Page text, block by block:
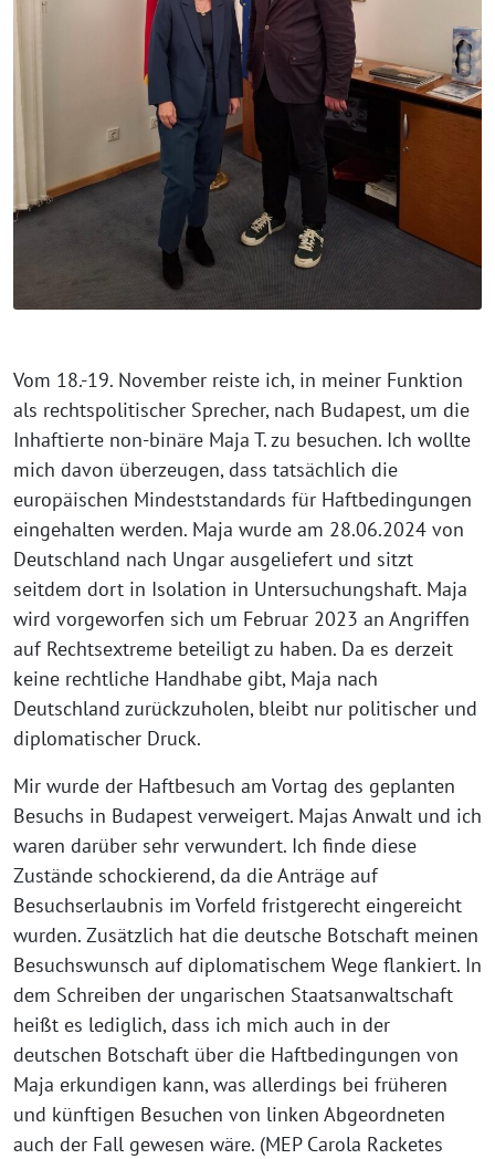
Vom 18.-19. November reiste ich, in meiner Funktion
als rechtspolitischer Sprecher, nach Budapest, um die
Inhaftierte non-binäre Maja T. zu besuchen. Ich wollte
mich davon überzeugen, dass tatsächlich die
europäischen Mindeststandards für Haftbedingungen
eingehalten werden. Maja wurde am 28.06.2024 von
Deutschland nach Ungar ausgeliefert und sitzt
seitdem dort in Isolation in Untersuchungshaft. Maja
wird vorgeworfen sich um Februar 2023 an Angriffen
auf Rechtsextreme beteiligt zu haben. Da es derzeit
keine rechtliche Handhabe gibt, Maja nach
Deutschland zurückzuholen, bleibt nur politischer und
diplomatischer Druck.
Mir wurde der Haftbesuch am Vortag des geplanten
Besuchs in Budapest verweigert. Majas Anwalt und ich
waren darüber sehr verwundert. Ich finde diese
Zustände schockierend, da die Anträge auf
Besuchserlaubnis im Vorfeld fristgerecht eingereicht
wurden. Zusätzlich hat die deutsche Botschaft meinen
Besuchswunsch auf diplomatischem Wege flankiert. In
dem Schreiben der ungarischen Staatsanwaltschaft
heißt es lediglich, dass ich mich auch in der
deutschen Botschaft über die Haftbedingungen von
Maja erkundigen kann, was allerdings bei früheren
und künftigen Besuchen von linken Abgeordneten
auch der Fall gewesen wäre. (MEP Carola Racketes